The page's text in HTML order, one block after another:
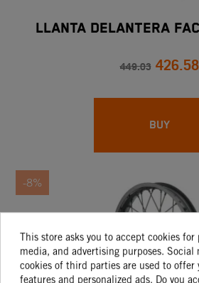
LLANTA DELANTERA
449.03 426.58
BUY
-8%
This store asks you to accept cookies
media, and advertising purposes. Social
cookies of third parties are used to offer
features and personalized ads. Do you